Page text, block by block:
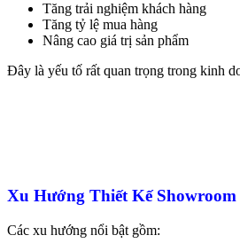
Tăng trải nghiệm khách hàng
Tăng tỷ lệ mua hàng
Nâng cao giá trị sản phẩm
Đây là yếu tố rất quan trọng trong kinh
Xu Hướng Thiết Kế
Các xu hướng nổi bật gồm: